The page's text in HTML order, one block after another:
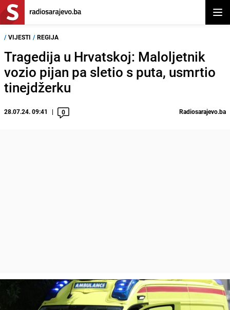
/ VIJESTI / REGIJA
Tragedija u Hrvatskoj: Maloljetnik
vozio pijan pa sletio s puta, usmrtio
tinejdžerku
28.07.24. 09:41 0 Radiosarajevo.ba